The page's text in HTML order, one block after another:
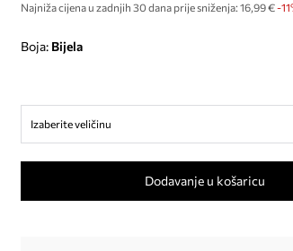
Najniža cijena u zadnjih 30 dana prije sniženja: 16,99 € -
Boja: bijela
Izaberite veličinu
Dodavanje u košaricu